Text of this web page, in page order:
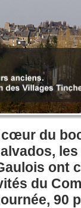
9°
du
ont
du
90